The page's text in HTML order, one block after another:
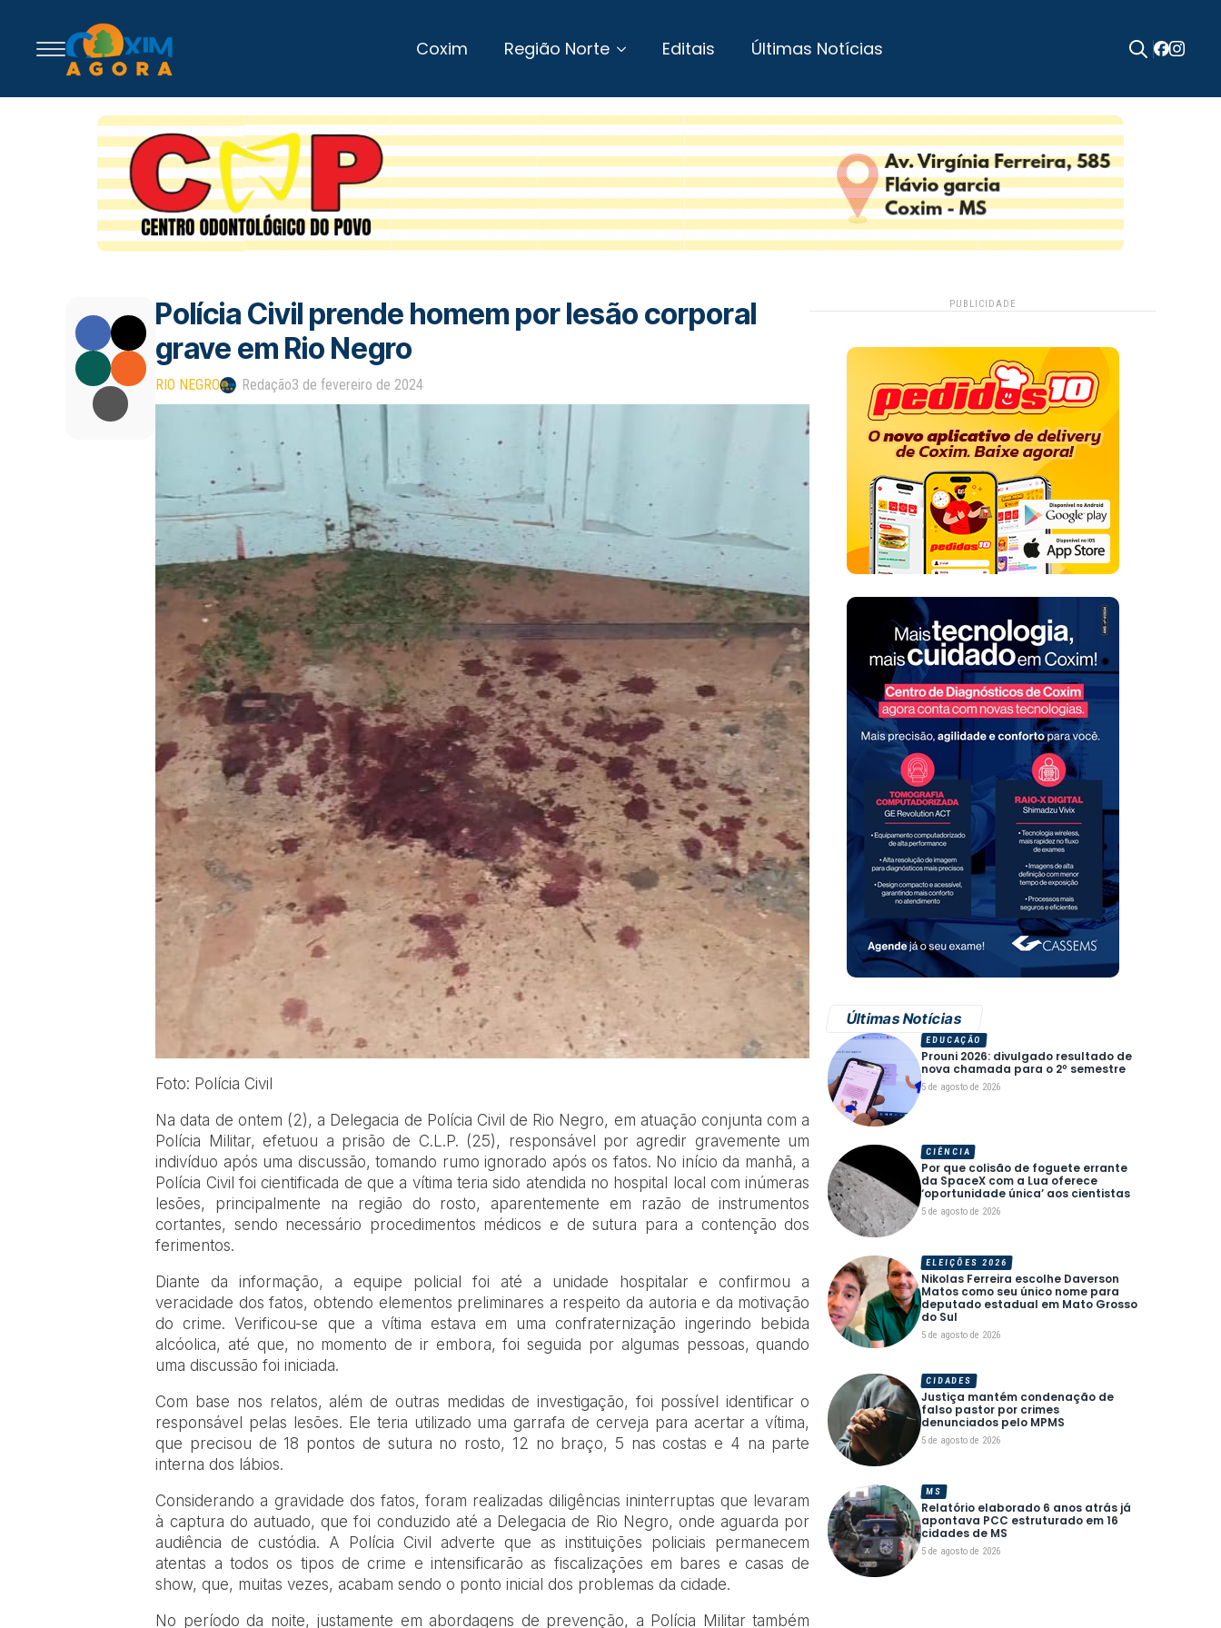
Coxim Região Norte Editais Últimas Notícias
Polícia Civil prende homem por lesão corporal
grave em Rio Negro
RIO NEGRO Redação3 de fevereiro de 2024
Foto: Polícia Civil
Na data de ontem (2), a Delegacia de Polícia Civil de Rio Negro, em atuação conjunta com a
Polícia Militar, efetuou a prisão de C.L.P. (25), responsável por agredir gravemente um
indivíduo após uma discussão, tomando rumo ignorado após os fatos. No início da manhã, a
Polícia Civil foi cientificada de que a vítima teria sido atendida no hospital local com inúmeras
lesões, principalmente na região do rosto, aparentemente em razão de instrumentos
cortantes, sendo necessário procedimentos médicos e de sutura para a contenção dos
ferimentos.
Diante da informação, a equipe policial foi até a unidade hospitalar e confirmou a
veracidade dos fatos, obtendo elementos preliminares a respeito da autoria e da motivação
do crime. Verificou-se que a vítima estava em uma confraternização ingerindo bebida
alcóolica, até que, no momento de ir embora, foi seguida por algumas pessoas, quando
uma discussão foi iniciada.
Com base nos relatos, além de outras medidas de investigação, foi possível identificar o
responsável pelas lesões. Ele teria utilizado uma garrafa de cerveja para acertar a vítima,
que precisou de 18 pontos de sutura no rosto, 12 no braço, 5 nas costas e 4 na parte
interna dos lábios.
Considerando a gravidade dos fatos, foram realizadas diligências ininterruptas que levaram
à captura do autuado, que foi conduzido até a Delegacia de Rio Negro, onde aguarda por
audiência de custódia. A Polícia Civil adverte que as instituições policiais permanecem
atentas a todos os tipos de crime e intensificarão as fiscalizações em bares e casas de
show, que, muitas vezes, acabam sendo o ponto inicial dos problemas da cidade.
No período da noite, justamente em abordagens de prevenção, a Polícia Militar também
PUBLICIDADE
Últimas Notícias
Prouni 2026: divulgado resultado de
nova chamada para o 2º semestre
5 de agosto de 2026
EDUCAÇÃO
Por que colisão de foguete errante
da SpaceX com a Lua oferece
‘oportunidade única’ aos cientistas
5 de agosto de 2026
CIÊNCIA
Nikolas Ferreira escolhe Daverson
Matos como seu único nome para
deputado estadual em Mato Grosso
do Sul
5 de agosto de 2026
ELEIÇÕES 2026
Justiça mantém condenação de
falso pastor por crimes
denunciados pelo MPMS
5 de agosto de 2026
CIDADES
Relatório elaborado 6 anos atrás já
apontava PCC estruturado em 16
cidades de MS
5 de agosto de 2026
MS